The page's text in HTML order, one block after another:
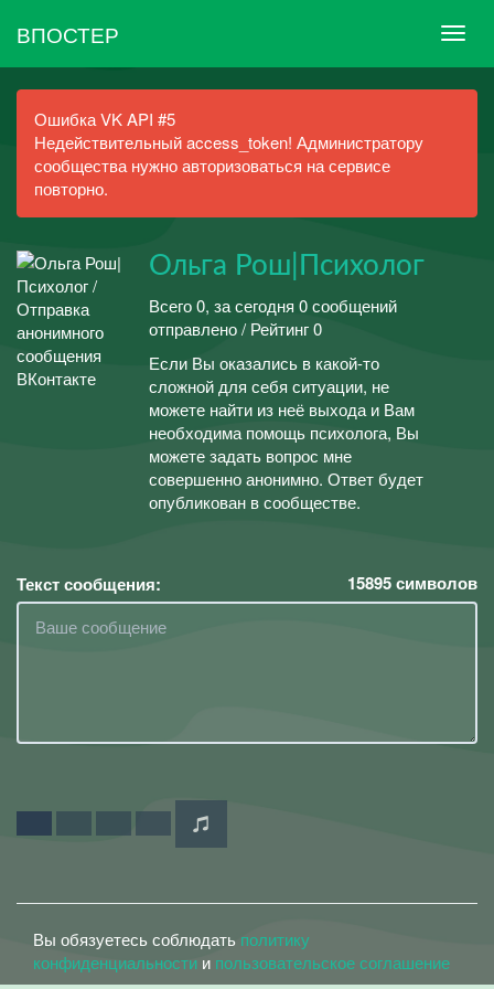
ВПОСТЕР
Ошибка VK API #5
Недействительный access_token! Администратору
сообщества нужно авторизоваться на сервисе
повторно.
Ольга Рош|Психолог
Всего 0, за сегодня 0 сообщений
отправлено / Рейтинг 0
Если Вы оказались в какой-то
сложной для себя ситуации, не
можете найти из неё выхода и Вам
необходима помощь психолога, Вы
можете задать вопрос мне
совершенно анонимно. Ответ будет
опубликован в сообществе.
Текст сообщения: 15895символов
Вы обязуетесь соблюдать политику
конфиденциальности и пользовательское соглашение